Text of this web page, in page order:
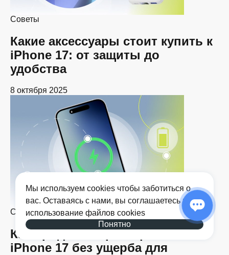
Советы
Какие аксессуары стоит купить к
iPhone 17: от защиты до
удобства
8 октября 2025
Советы
Как продлить время работы
iPhone 17 без ущерба для
Мы используем cookies чтобы заботиться о
вас. Оставаясь с нами, вы соглашаетесь на
использование файлов cookies
Понятно